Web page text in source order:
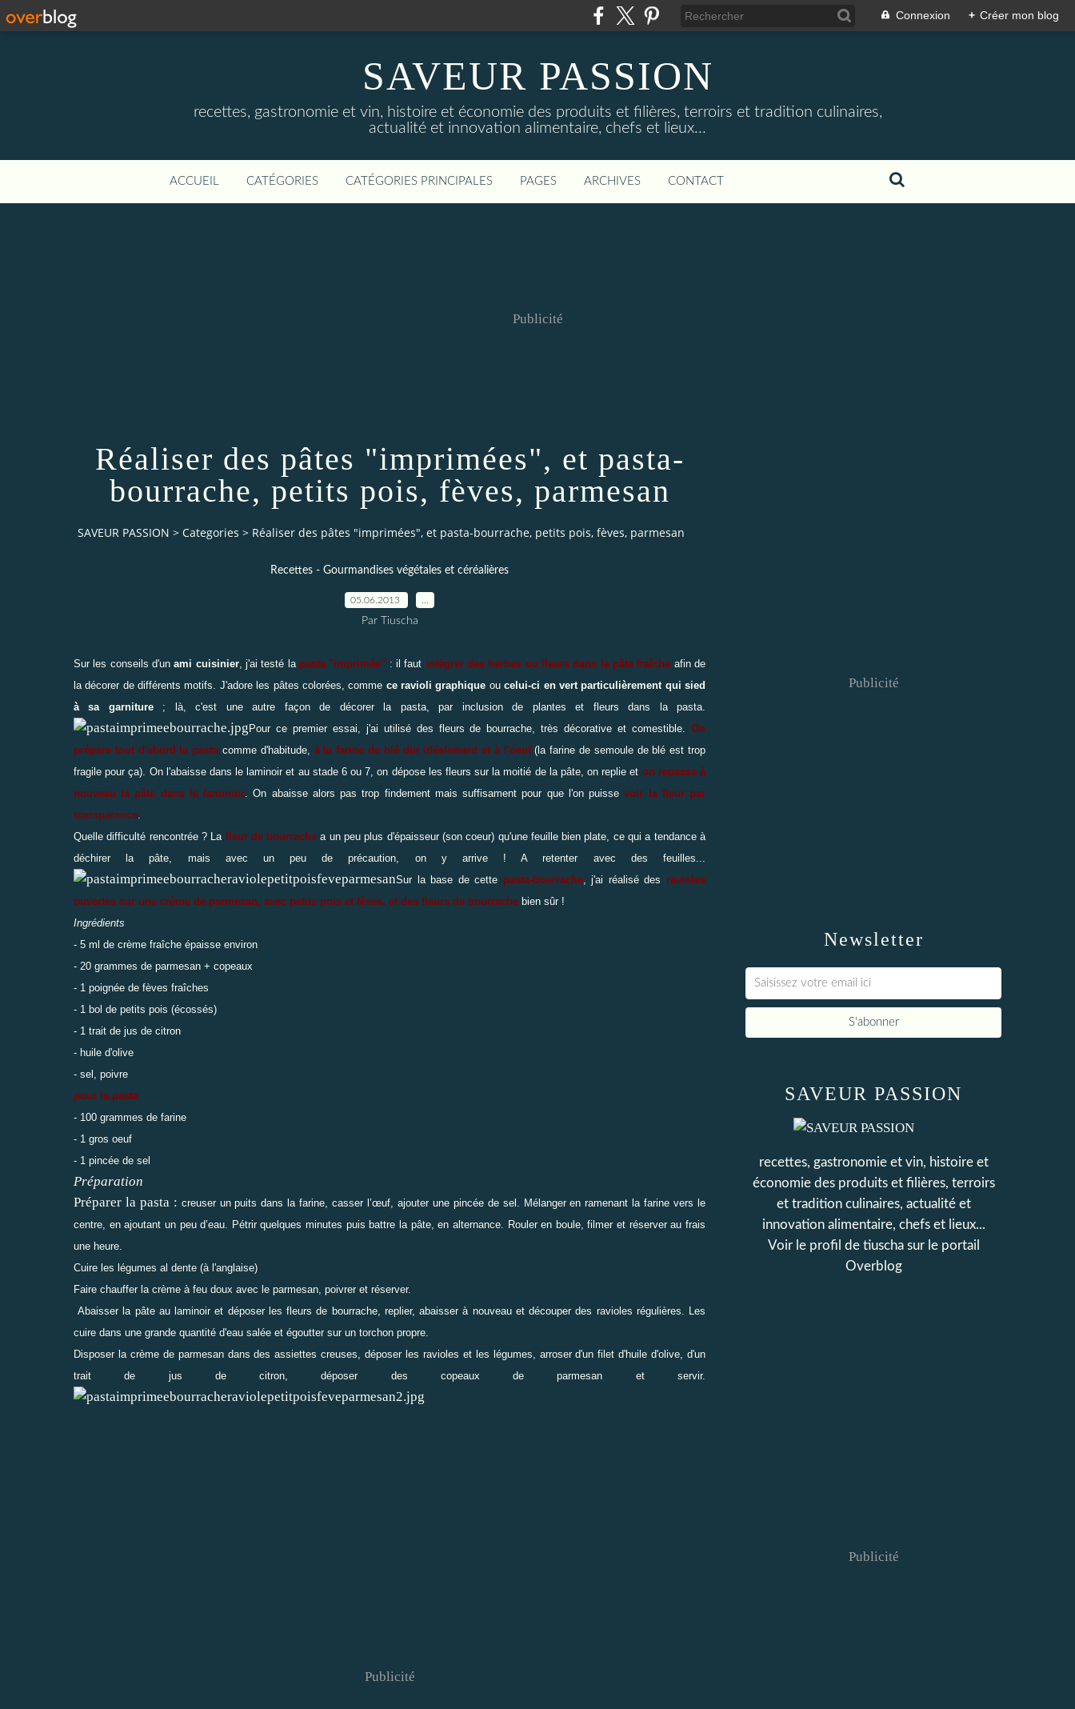
Connexion + Créer mon blog
SAVEUR PASSION
recettes, gastronomie et vin, histoire et économie des produits et filières, terroirs et tradition culinaires,
actualité et innovation alimentaire, chefs et lieux...
ACCUEIL CATÉGORIES CATÉGORIES PRINCIPALES PAGES ARCHIVES CONTACT
Publicité
Réaliser des pâtes "imprimées", et pasta-
bourrache, petits pois, fèves, parmesan
SAVEUR PASSION > Categories > Réaliser des pâtes "imprimées", et pasta-bourrache, petits pois, fèves, parmesan
Recettes - Gourmandises végétales et céréalières
05.06.2013
Par Tiuscha
Sur les conseils d'unami cuisinier, j'ai testé la pasta "imprimée" : il faut intégrer des herbes ou fleurs dans la pâte fraîche afin de
la décorer de différents motifs. J'adore les pâtes colorées, comme ce ravioli graphique oucelui-ci en vert particulièrement qui sied
à sa garniture; là, c'est une autre façon de décorer la pasta, par inclusion de plantes et fleurs dans la pasta.
Pour ce premier essai, j'ai utilisé des fleurs de bourrache, très décorative et comestible. On
prépare tout d'abord la pasta comme d'habitude, à la farine de blé dur idéalement et à l'oeuf(la farine de semoule de blé est trop
fragile pour ça). On l'abaisse dans le laminoir et au stade 6 ou 7, on dépose les fleurs sur la moitié de la pâte, on replie et on repasse à
nouveau la pâte dans le laminoir . On abaisse alors pas trop findement mais suffisament pour que l'on puissevoir la fleur par
transparence
Quelle difficulté rencontrée ? La fleur de bourrache a un peu plus d'épaisseur (son coeur) qu'une feuille bien plate, ce qui a tendance à
déchirer la pâte, mais avec un peu de précaution, on y arrive ! A retenter avec des feuilles...
Sur la base de cette pasta-bourrache, j'ai réalisé des ravioles
ouvertes sur une crème de parmesan, avec petits pois et fèves, et des fleurs de bourrache bien sûr !
Ingrédients
- 5 ml de crème fraîche épaisse environ
- 20 grammes de parmesan + copeaux
- 1 poignée de fèves fraîches
- 1 bol de petits pois (écossés)
- 1 trait de jus de citron
- huile d'olive
- sel, poivre
pour la pasta
- 100 grammes de farine
- 1 gros oeuf
- 1 pincée de sel
Préparation
Préparer la pasta : creuser un puits dans la farine, casser l’œuf, ajouter une pincée de sel. Mélanger en ramenant la farine vers le
centre, en ajoutant un peu d’eau. Pétrir quelques minutes puis battre la pâte, en alternance. Rouler en boule, filmer et réserver au frais
une heure.
Cuire les légumes al dente (à l'anglaise)
Faire chauffer la crème à feu doux avec le parmesan, poivrer et réserver.
Abaisser la pâte au laminoir et déposer les fleurs de bourrache, replier, abaisser à nouveau et découper des ravioles régulières.
Les
cuire dans une grande quantité d'eau salée et égoutter sur un torchon propre.
Disposer la crème de parmesan dans des assiettes creuses, déposer les ravioles et les légumes, arroser d'un filet d'huile d'olive, d'un
trait de jus de citron, déposer des copeaux de parmesan et servir.
Publicité
Newsletter
Publicité
SAVEUR PASSION
recettes, gastronomie et vin, histoire et
économie des produits et filières, terroirs
et tradition culinaires, actualité et
innovation alimentaire, chefs et lieux...
Voir le profil de tiuschasur le portail
Overblog
Publicité